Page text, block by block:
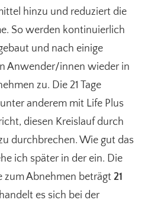
hinzu und reduziert die
So werden kontinuierlich
und nach einige
Anwender/innen wieder in
zu. Die 21 Tage
anderem mit Life Plus
diesen Kreislauf durch
durchbrechen. Wie gut das
ich später in der ein. Die
zum Abnehmen beträgt21
es sich bei der